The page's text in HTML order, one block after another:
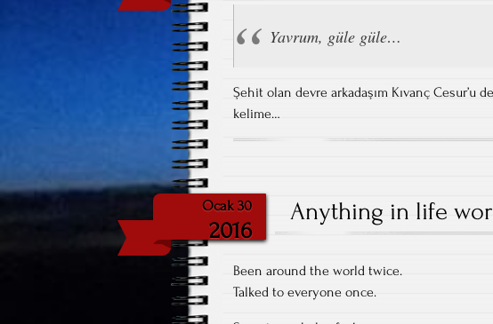
Yavrum, güle güle…
Şehit olan devre arkadaşım Kıvanç
kelime…
Ocak 30
2016
Anything in life
Been around the world twice.
Talked to everyone once.